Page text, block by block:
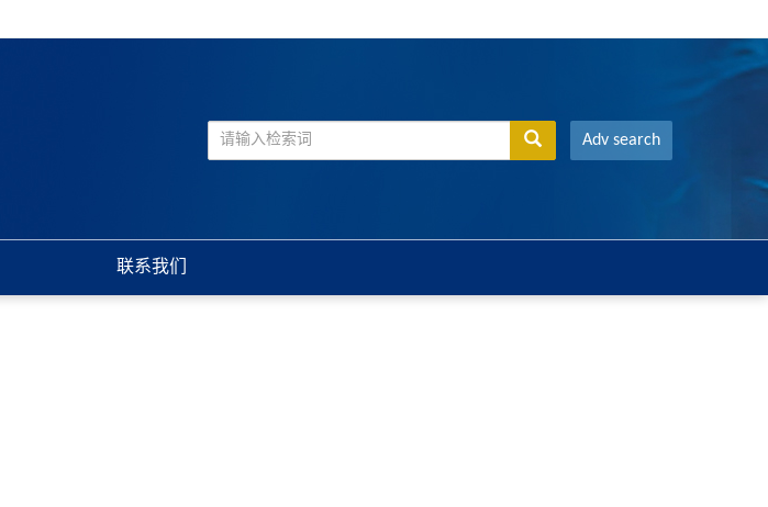
Adv search
联系我们